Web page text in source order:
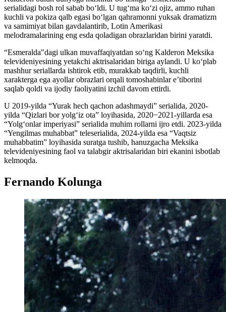
serialidagi bosh rol sabab bo‘ldi. U tug‘ma ko‘zi ojiz, ammo ruhan
kuchli va pokiza qalb egasi bo‘lgan qahramonni yuksak dramatizm
va samimiyat bilan gavdalantirib, Lotin Amerikasi
melodramalarining eng esda qoladigan obrazlaridan birini yaratdi.
“Esmeralda"dagi ulkan muvaffaqiyatdan so‘ng Kalderon Meksika
televideniyesining yetakchi aktrisalaridan biriga aylandi. U ko‘plab
mashhur seriallarda ishtirok etib, murakkab taqdirli, kuchli
xarakterga ega ayollar obrazlari orqali tomoshabinlar e’tiborini
saqlab qoldi va ijodiy faoliyatini izchil davom ettirdi.
U 2019-yilda “Yurak hech qachon adashmaydi” serialida, 2020-
yilda “Qizlari bor yolg‘iz ota” loyihasida, 2020−2021-yillarda esa
“Yolg‘onlar imperiyasi” serialida muhim rollarni ijro etdi. 2023-yilda
“Yengilmas muhabbat” teleserialida, 2024-yilda esa “Vaqtsiz
muhabbatim” loyihasida suratga tushib, hanuzgacha Meksika
televideniyesining faol va talabgir aktrisalaridan biri ekanini isbotlab
kelmoqda.
Fernando Kolunga